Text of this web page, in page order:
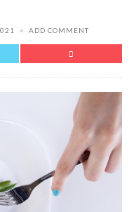
ADD COMMENT